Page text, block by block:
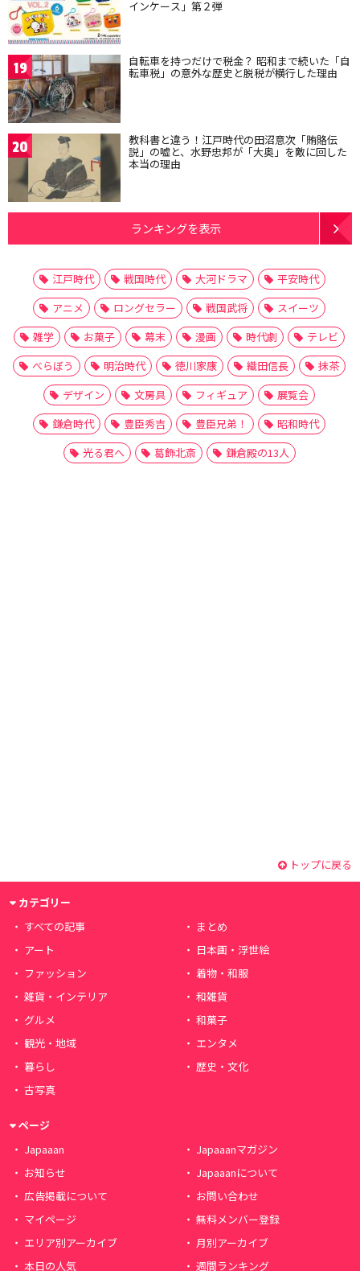
インケース」第２弾
19 自転車を持つだけで税金？ 昭和まで続いた「自
転車税」の意外な歴史と脱税が横行した理由
20 教科書と違う！江戸時代の田沼意次「賄賂伝
説」の嘘と、水野忠邦が「大奥」を敵に回した
本当の理由
ランキングを表示
江戸時代 戦国時代 大河ドラマ
平安時代
アニメ
ロングセラー 戦国武将
スイーツ
雑学
お菓子 幕末 漫画 時代劇
テレビ
べらぼう
明治時代 徳川家康 織田信長
抹茶
デザイン
文房具 フィギュア
展覧会
鎌倉時代
豊臣秀吉 豊臣兄弟！
昭和時代
光る君へ
葛飾北斎 鎌倉殿の13人
トップに戻る
カテゴリー
すべての記事
まとめ
アート
日本画・浮世絵
ファッション
着物・和服
雑貨・インテリア
和雑貨
グルメ
和菓子
観光・地域
エンタメ
暮らし
歴史・文化
古写真
ページ
Japaaan
Japaaanマガジン
お知らせ
Japaaanについて
広告掲載について
お問い合わせ
マイページ
無料メンバー登録
エリア別アーカイブ
月別アーカイブ
本日の人気
週間ランキング